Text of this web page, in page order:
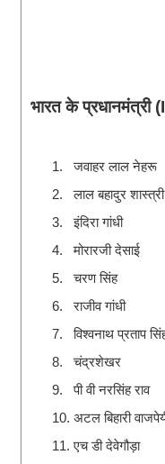
भारत के प्रधानमंत्री
1. जवाहर लाल नेहरू
2. लाल बहादुर शास्त्री
3. इंदिरा गांधी
4. मोरारजी देसाई
5. चरण सिंह
6. राजीव गांधी
7. विश्वनाथ प्रताप
8. चंद्रशेखर
9. पी वी नरसिंह राव
10. अटल बिहारी
11. एच डी देवेगौड़ा